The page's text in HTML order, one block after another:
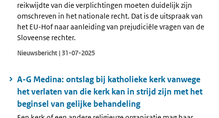
reikwijdte van die verplichtingen moeten duidelijk zijn
omschreven in het nationale recht. Dat is de uitspraak van
het EU-Hof naar aanleiding van prejudiciële vragen van de
Sloveense rechter.
Nieuwsbericht | 31-07-2025
A-G Medina: ontslag bij katholieke kerk vanwege
het verlaten van die kerk kan in strijd zijn met het
beginsel van gelijke behandeling